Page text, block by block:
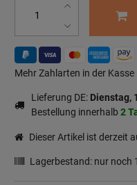
Mehr Zahlarten in der Kasse
Lieferung DE: Dienstag,
Bestellung innerhalb 2
Dieser Artikel ist derzeit
Lagerbestand: nur noch 1